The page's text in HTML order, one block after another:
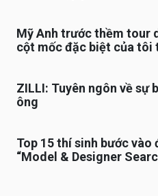
Mỹ Anh trước thềm tour
cột mốc đặc biệt của tôi
ZILLI: Tuyên ngôn về sự
ông
Top 15 thí sinh bước vào
“Model & Designer